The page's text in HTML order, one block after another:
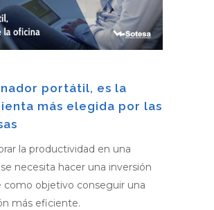
portátil, es la
más elegida por las
la productividad en una
necesita hacer una inversión
como objetivo conseguir una
más eficiente.